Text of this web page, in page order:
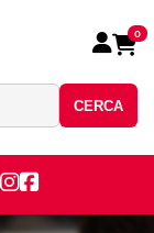
CERCA
0